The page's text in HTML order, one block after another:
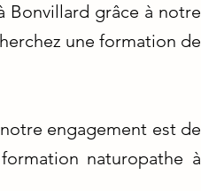
Bonvillard grâce à notre
une formation de
engagement est de
naturopathe à